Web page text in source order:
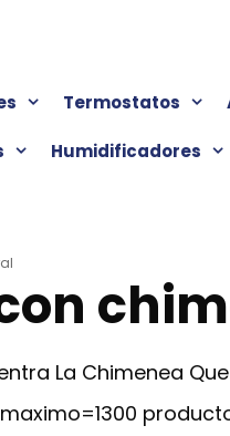
Termostatos
Humidificadores
La Chimenea